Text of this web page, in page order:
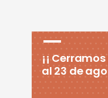
¡¡
al 23 de